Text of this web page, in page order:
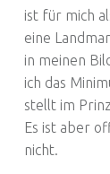
ist für mich
eine
in meinen
ich das
stellt im
Es ist aber
nicht.